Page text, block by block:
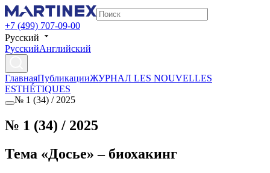
+7 (499) 707-09-00
Русский
РусскийАнглийский
ГлавнаяПубликацииЖУРНАЛ LES NOUVELLES
ESTHÉTIQUES
№ 1 (34) / 2025
№ 1 (34) / 2025
Тема «Досье» – биохакинг